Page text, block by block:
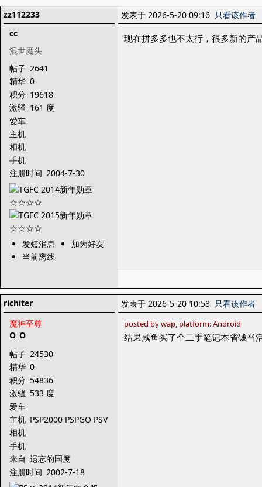
zz112233
cc
混世魔头
帖子 2641
精华 0
积分 19618
激骚 161 度
爱车
主机
相机
手机
注册时间 2004-7-30
发短消息
加为好友
当前离线
发表于 2026-5-20 09:16 只看该作者
现在拼多多也不太行，很多新的产
richiter
魔神至尊
O_O
帖子 24530
精华 0
积分 54836
激骚 533 度
爱车
主机 PSP2000 PSPGO PSV
相机
手机
来自 遗忘的国度
注册时间 2002-7-18
发表于 2026-5-20 10:58 只看该作者
posted by wap, platform: Android
结果咸鱼买了个二手笔记本省钱当